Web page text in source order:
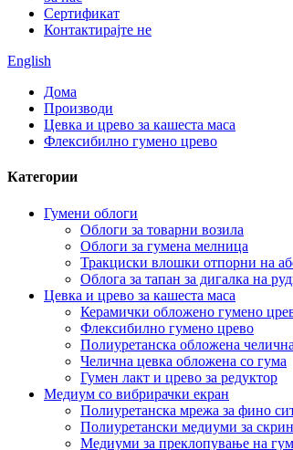
Сертификат
Контактирајте не
English
Дома
Производи
Цевка и црево за кашеста маса
Флексибилно гумено црево
Категории
Гумени облоги
Облоги за товарни возила
Облоги за гумена мелница
Тракциски влошки отпорни на
Облога за тапан за дигалка на
Цевка и црево за кашеста маса
Керамички обложено гумено
Флексибилно гумено црево
Полиуретанска обложена
Челична цевка обложена со гума
Гумен лакт и црево за редуктор
Медиум со вибрирачки екран
Полиуретанска мрежа за фино
Полиуретански медиуми за
Медиуми за преклопување на